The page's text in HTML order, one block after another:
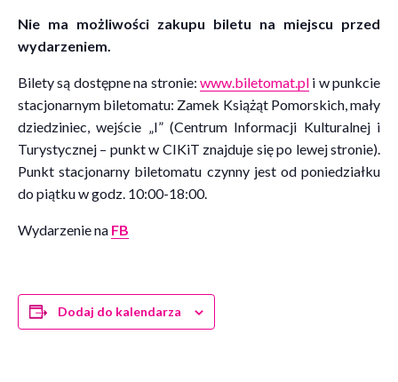
Nie ma możliwości zakupu biletu na miejscu przed
wydarzeniem.
Bilety są dostępne na stronie: www.biletomat.pli w punkcie
stacjonarnym biletomatu: Zamek Książąt Pomorskich, mały
dziedziniec, wejście „I” (Centrum Informacji Kulturalnej i
Turystycznej – punkt w CIKiT znajduje się po lewej stronie).
Punkt stacjonarny biletomatu czynny jest od poniedziałku
do piątku w godz. 10:00-18:00.
Wydarzenie na FB
Dodaj do kalendarza